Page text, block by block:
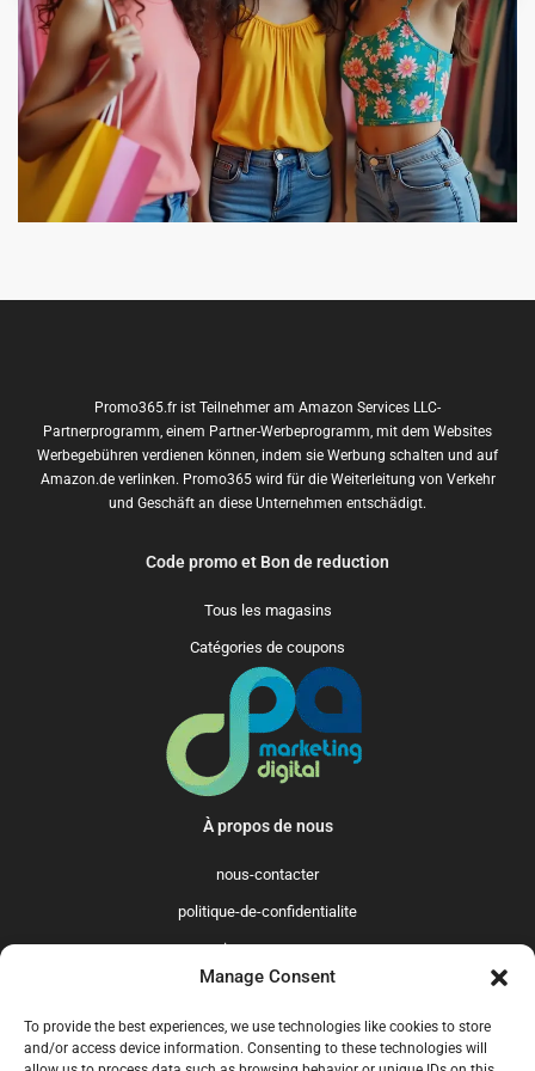
Manage Consent
To provide the best experiences, we use technologies like cookies to store
and/or access device information. Consenting to these technologies will
Promo365.fr ist Teilnehmer am Amazon Services LLC-
Partnerprogramm, einem Partner-Werbeprogramm, mit dem Websites
Werbegebühren verdienen können, indem sie Werbung schalten und auf
Amazon.de verlinken. Promo365 wird für die Weiterleitung von Verkehr
und Geschäft an diese Unternehmen entschädigt.
Code promo et Bon de reduction
Tous les magasins
Catégories de coupons
À propos de nous
nous-contacter
politique-de-confidentialite
qui-sommes-nous
US GB FR IT ES NL AU BR CA